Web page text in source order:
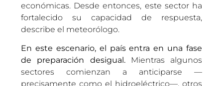
económicas. Desde entonces, este sector ha
fortalecido su capacidad de respuesta,
describe el meteorólogo.
En este escenario, el país entra en una fase
de preparación desigual.Mientras algunos
sectores comienzan a anticiparse —
precisamente como el hidroeléctrico—, otros